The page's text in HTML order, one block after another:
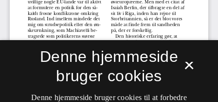
×
Denne hjemmeside
bruger cookies
Denne hjemmeside bruger cookies til at forbedre